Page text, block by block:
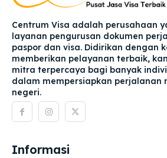
Centrum Visa adalah perusahaan
layanan pengurusan dokumen
paspor dan visa. Didirikan dengan
memberikan pelayanan terbaik,
mitra terpercaya bagi banyak
dalam mempersiapkan perjalanan
negeri.
Informasi